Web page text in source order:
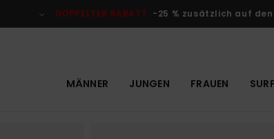
DOPPELTER RABATT -25 % zusätzlich auf
MÄNNER JUNGEN FRAUEN SURF